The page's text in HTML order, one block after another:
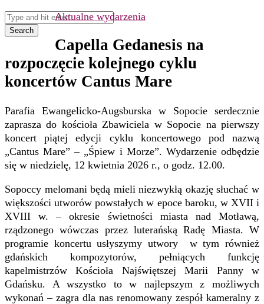
Search
Aktualne wydarzenia
Capella Gedanesis na
rozpoczęcie kolejnego cyklu
koncertów Cantus Mare
Parafia Ewangelicko-Augsburska w Sopocie serdecznie
zaprasza do kościoła Zbawiciela w Sopocie na pierwszy
koncert piątej edycji cyklu koncertowego pod nazwą
„Cantus Mare” – „Śpiew i Morze”. Wydarzenie odbędzie
się w niedzielę, 12 kwietnia 2026 r., o godz. 12.00.
Sopoccy melomani będą mieli niezwykłą okazję słuchać w
większości utworów powstałych w epoce baroku, w XVII i
XVIII w. – okresie świetności miasta nad Motławą,
rządzonego wówczas przez luterańską Radę Miasta. W
programie koncertu usłyszymy utwory w tym również
gdańskich kompozytorów, pełniących funkcję
kapelmistrzów Kościoła Najświętszej Marii Panny w
Gdańsku. A wszystko to w najlepszym z możliwych
wykonań – zagra dla nas renomowany zespół kameralny z